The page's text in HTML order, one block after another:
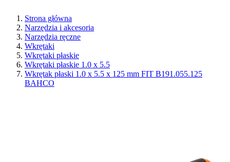
Strona główna
Narzędzia i akcesoria
Narzędzia ręczne
Wkrętaki
Wkrętaki płaskie
Wkrętaki płaskie 1.0 x 5.5
Wkrętak płaski 1.0 x 5.5 x 125 mm FIT B191.055.125
BAHCO